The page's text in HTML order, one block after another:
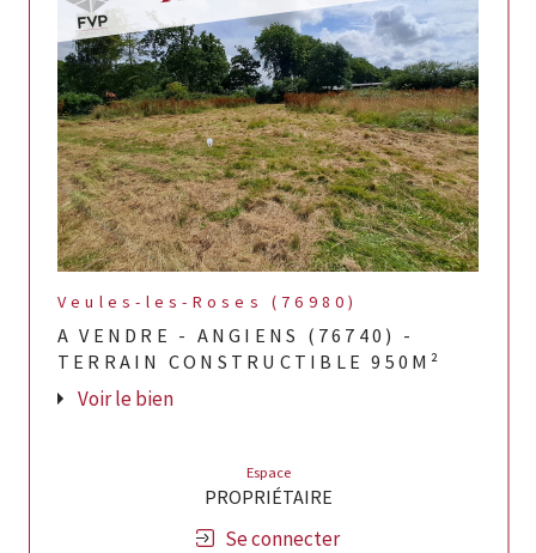
Veules-les-Roses (76980)
A VENDRE - ANGIENS (76740) -
TERRAIN CONSTRUCTIBLE 950M²
Voir le bien
Espace
PROPRIÉTAIRE
Se connecter